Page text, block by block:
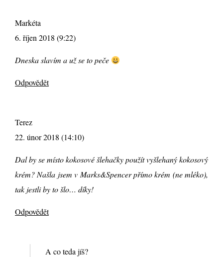
Markéta
6. říjen 2018 (9:22)
Dneska slavím a už se to peče
Odpovědět
Terez
22. únor 2018 (14:10)
Dal by se místo kokosové šlehačky použít vyšlehaný kokosový
krém? Našla jsem v Marks&Spencer přímo krém (ne mléko),
tak jestli by to šlo… díky!
Odpovědět
A co teda jíš?